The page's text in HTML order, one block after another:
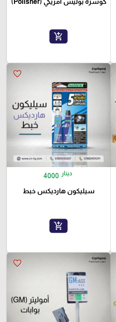
add_shopping_cart
favorite_border
4000 دينار
سيليكون هارديكس خبط
add_shopping_cart
favorite_border